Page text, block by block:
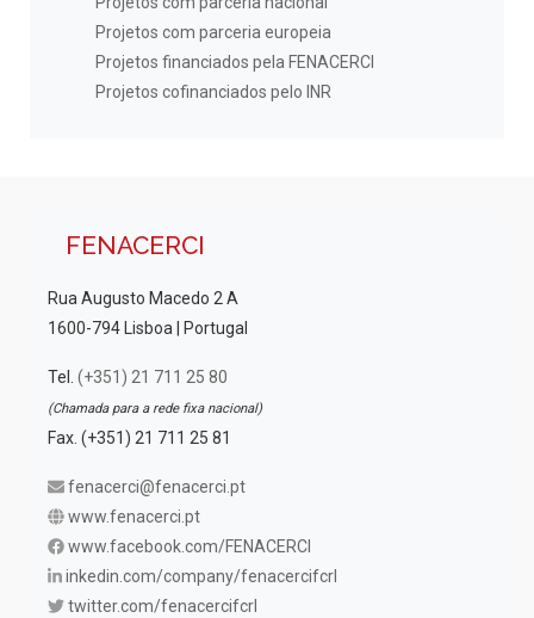
Projetos com parceria europeia
Projetos financiados pela FENACERCI
Projetos cofinanciados pelo INR
FENACERCI
Rua Augusto Macedo 2 A
1600-794 Lisboa | Portugal
Tel. (+351) 21 711 25 80
(Chamada para a rede fixa nacional)
Fax. (+351) 21 711 25 81
fenacerci@fenacerci.pt
www.fenacerci.pt
www.facebook.com/FENACERCI
inkedin.com/company/fenacercifcrl
twitter.com/fenacercifcrl